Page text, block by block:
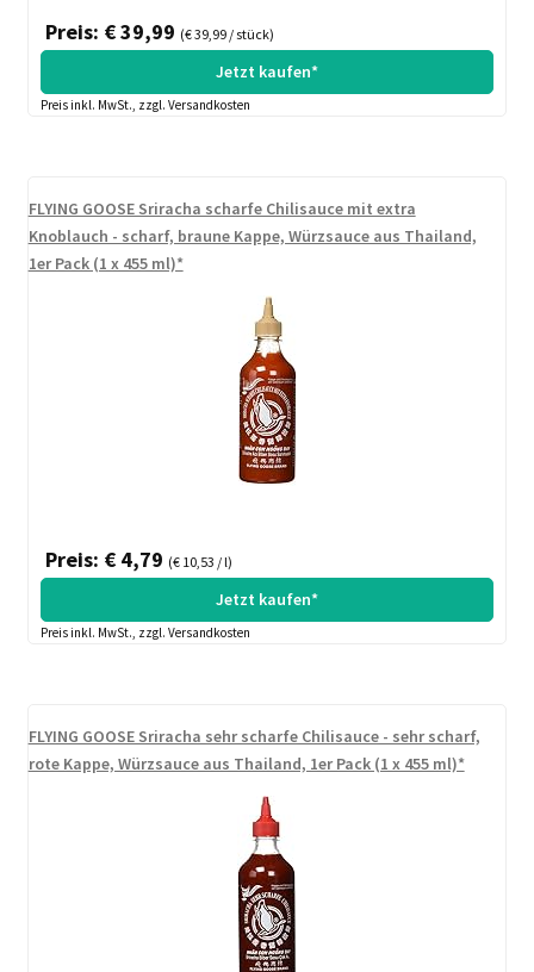
Preis: € 39,99 (€ 39,99 / stück)
Jetzt kaufen*
Preis inkl. MwSt., zzgl. Versandkosten
FLYING GOOSE Sriracha scharfe Chilisauce mit extra
Knoblauch - scharf, braune Kappe, Würzsauce aus Thailand,
1er Pack (1 x 455 ml)*
Preis: € 4,79 (€ 10,53 / l)
Jetzt kaufen*
Preis inkl. MwSt., zzgl. Versandkosten
FLYING GOOSE Sriracha sehr scharfe Chilisauce - sehr scharf,
rote Kappe, Würzsauce aus Thailand, 1er Pack (1 x 455 ml)*